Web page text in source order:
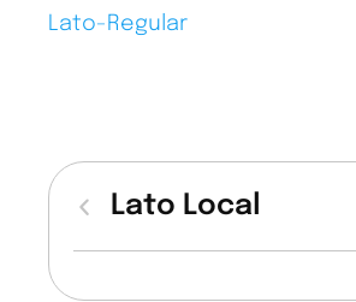
Lato-Regular
Lato Local